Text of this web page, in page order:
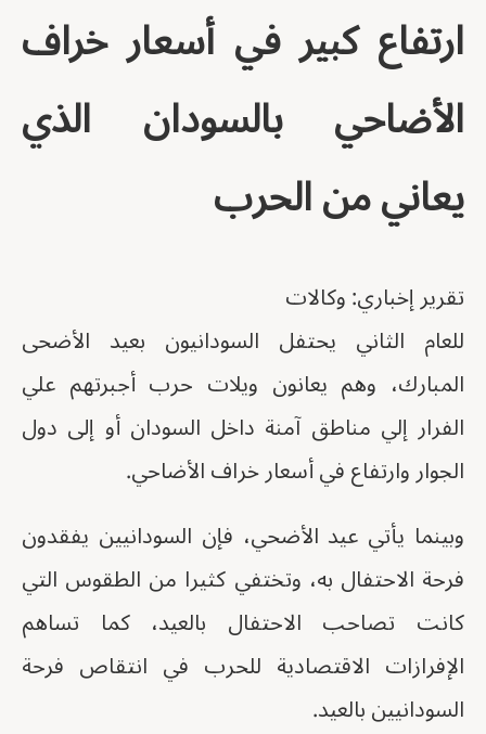
ارتفاع كبير في أسعار خراف
الأضاحي بالسودان الذي
يعاني من الحرب
تقرير إخباري: وكالات
للعام الثاني يحتفل السودانيون بعيد الأضحى
المبارك، وهم يعانون ويلات حرب أجبرتهم علي
الفرار إلي مناطق آمنة داخل السودان أو إلى دول
الجوار وارتفاع في أسعار خراف الأضاحي.
وبينما يأتي عيد الأضحي، فإن السودانيين يفقدون
فرحة الاحتفال به، وتختفي كثيرا من الطقوس التي
كانت تصاحب الاحتفال بالعيد، كما تساهم
الإفرازات الاقتصادية للحرب في انتقاص فرحة
السودانيين بالعيد.